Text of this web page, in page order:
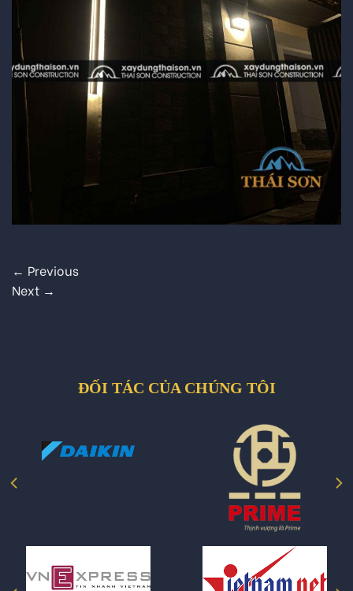
← Previous
Next →
ĐỐI TÁC CỦA CHÚNG TÔI